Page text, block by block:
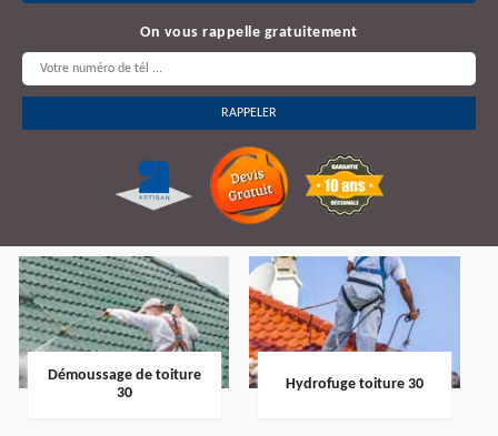
On vous rappelle gratuitement
Démoussage de toiture
30
Hydrofuge toiture 30